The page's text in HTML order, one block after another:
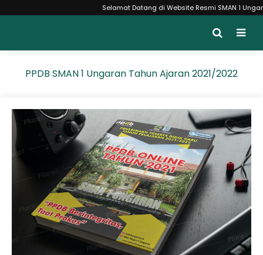
Selamat Datang di Website Resmi SMAN 1
PPDB SMAN 1 Ungaran Tahun Ajaran 2021/2022